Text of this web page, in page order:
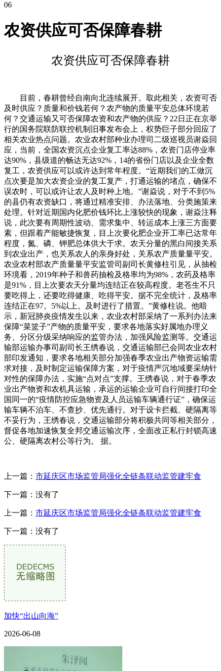
06
农资供应可否保障春耕
农资供应可否保障春耕
目前，春耕曾经自南向北连续展开。取此相关，农资可否
及时供应？质量和价钱若何？农产物的质量平安总体环境若
何？交通运输又可否保障农资和农产物的供应？22日正在京举
行的国务院联防联控机制旧事发布会上，权势巨子部分回应了
相关农业热点问题。农业农村部种业办理司二级巡视员谢焱回
应，当前，全国农资沉点企业复工率达88%，农资门店停业率
达90%，县级道的畅达无达92%，14的省份门店以及企业全数
复工，农资供应可以或许达到常年程度。“近期我们的工做沉
点次要是加大农资企业的复工复产，打通运输的堵点，确保不
误农时，可以或许让农人及时种上地。”谢焱说，对于不到5%
的县仍有农资缺口，将通过精准安排、办法落地、分类施策来
处理。针对近期国内化肥价钱环比上涨较快的现象，谢焱注释
说，此次要有周期性波动、需求集中、转运成本上涨三方面要
素，但跟着产能敏捷恢复，目上次要化肥企业开工率已达常年
程度，氮、磷、钾肥总体供大于求。农天分量的黑白间接关系
到农业出产，也关系农人的亲身好处，关系农产质量量平安。
农业农村部农产质量量平安监管司副司长黄修柱引见，从抽检
环境看，2019年种子和兽药抽检及格率均为98%，农药及格率
是91%，目上次要农天分量均连结正在较高程度。老苍生不只
要吃得上，还要吃得健康、吃得平安。据不完全统计，及格率
连结正在97。5%以上。及时进行了措置。”黄修柱说。他暗
示，新冠肺炎疫情发生以来，农业农村部采纳了一系列办法来
保障“菜篮子”产物的质量平安，要求各地落实好属地办理义
务、分区分级采纳响应的监管办法，加强风险监测等。交通运
输部运输办事司副司长王绣春说，交通运输部已会同农业农村
部印发通知，要求各地相关部分加强春季农业出产物资运输需
求对接，及时制定运输保障方案，对于疫情严沉地域要采纳针
对性的保障办法，实施“点对点”支撑。王绣春说，对于春季农
业出产物资和农机具运输，承运的运输企业可自行间接打印全
国同一的“疫情防控应急物资及人员运输车辆通行证”，确保运
输车辆不泊车、不查抄、优先通行。对于设卡拦截、硬隔离等
不妥行为，王绣春说，交通运输部分将积极共同等相关部分，
督促各地加速恢复全邦交通运输次序，全面改正私行封锁高速
公、硬隔离农村公等行为。 据。
上一篇： 市延庆区市场监管局强化全链条联动监管建牢食
下一篇：没有了
上一篇： 市延庆区市场监管局强化全链条联动监管建牢食
下一篇：没有了
加快“出山向海”
2026-06-08